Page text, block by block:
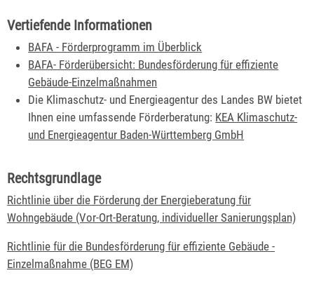
Vertiefende Informationen
BAFA - Förderprogramm im Überblick
BAFA- Förderübersicht: Bundesförderung für effiziente
Gebäude-Einzelmaßnahmen
Die Klimaschutz- und Energieagentur des Landes BW bietet
Ihnen eine umfassende Förderberatung: KEA Klimaschutz-
und Energieagentur Baden-Württemberg GmbH
Rechtsgrundlage
Richtlinie über die Förderung der Energieberatung für
Wohngebäude (Vor-Ort-Beratung, individueller Sanierungsplan)
Richtlinie für die Bundesförderung für effiziente Gebäude -
Einzelmaßnahme (BEG EM)